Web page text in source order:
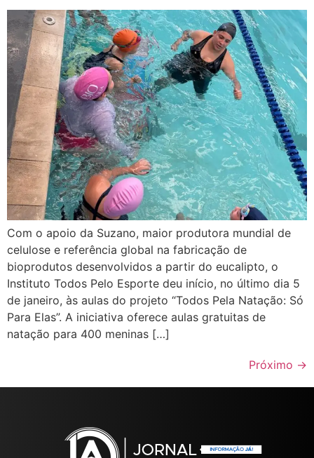
Com o apoio da Suzano, maior produtora mundial de
celulose e referência global na fabricação de
bioprodutos desenvolvidos a partir do eucalipto, o
Instituto Todos Pelo Esporte deu início, no último dia 5
de janeiro, às aulas do projeto “Todos Pela Natação: Só
Para Elas”. A iniciativa oferece aulas gratuitas de
natação para 400 meninas […]
Próximo →